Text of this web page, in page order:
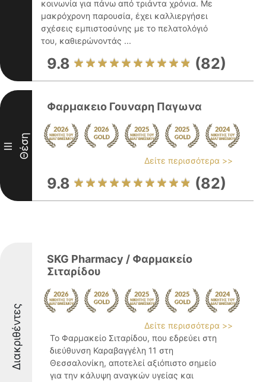
κοινωνία για πάνω από τριάντα χρόνια. Με
μακρόχρονη παρουσία, έχει καλλιεργήσει
σχέσεις εμπιστοσύνης με το πελατολόγιό
του, καθιερώνοντάς ...
9.8 (82)
III Θέση
Φαρμακειο Γουναρη Παγωνα
Δείτε περισσότερα >>
9.8 (82)
Διακριθέντες
SKG Pharmacy / Φαρμακείο
Σιταρίδου
Δείτε περισσότερα >>
Το Φαρμακείο Σιταρίδου, που εδρεύει στη
διεύθυνση Καραβαγγέλη 11 στη
Θεσσαλονίκη, αποτελεί αξιόπιστο σημείο
για την κάλυψη αναγκών υγείας και